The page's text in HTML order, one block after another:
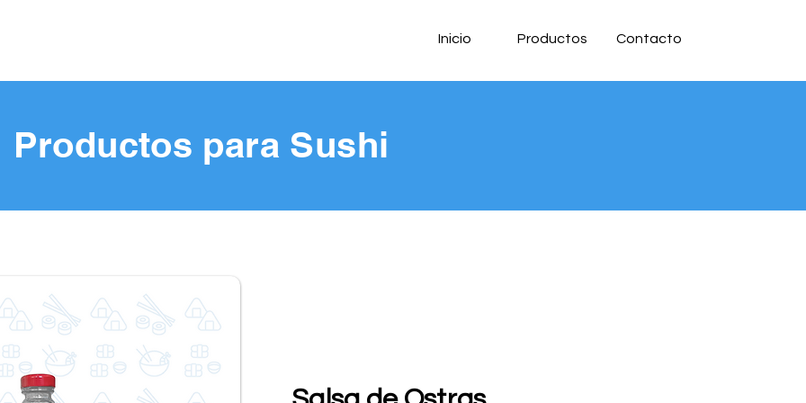
Inicio Productos Contacto
Productos para Sushi